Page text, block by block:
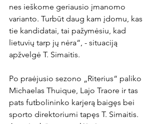
nes ieškome geriausio įmanomo
varianto. Turbūt daug kam įdomu, kas
tie kandidatai, tai pažymėsiu, kad
lietuvių tarp jų nėra“, - situaciją
apžvelgė T. Simaitis.
Po praėjusio sezono „Riterius“ paliko
Michaelas Thuique, Lajo Traore ir tas
pats futbolininko karjerą baigęs bei
sporto direktoriumi tapęs T. Simaitis.